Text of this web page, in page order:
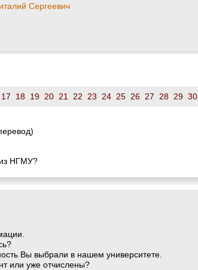
Сергеевич
17 18 19 20 21 22 23 24 25 26 27 28 29 30
из НГМУ?
Вы выбрали в нашем университете.
или уже отчислены?